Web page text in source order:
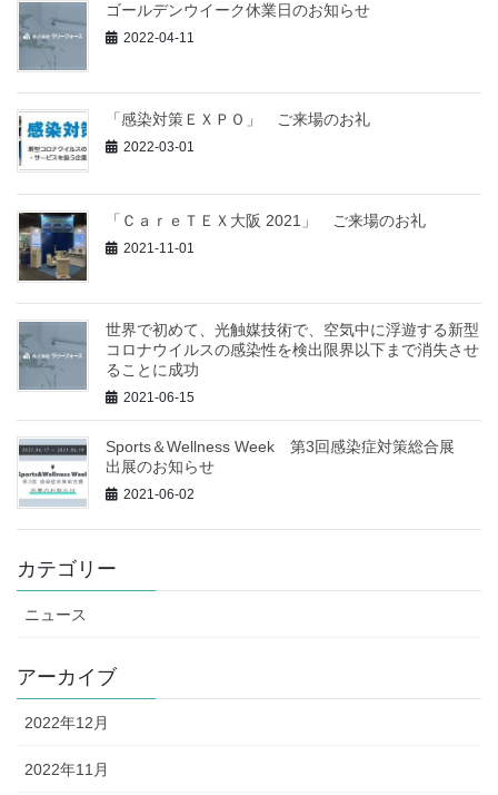
ゴールデンウイーク休業日のお知らせ
2022-04-11
「感染対策ＥＸＰＯ」 ご来場のお礼
2022-03-01
「ＣａｒｅＴＥＸ大阪 2021」 ご来場のお礼
2021-11-01
世界で初めて、光触媒技術で、空気中に浮遊する新型
コロナウイルスの感染性を検出限界以下まで消失させ
ることに成功
2021-06-15
Sports＆Wellness Week 第3回感染症対策総合展
出展のお知らせ
2021-06-02
カテゴリー
ニュース
アーカイブ
2022年12月
2022年11月